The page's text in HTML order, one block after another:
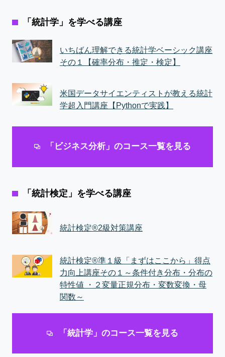
「統計学」を学べる講座
いちばん理解できる統計学ベーシック講座
その１【確率分布・推定・検定】
米国データサイエンティストが教える統計
学超入門講座【Pythonで実践】
「ビジネス分析」のコース一覧を見る
「統計検定」を学べる講座
統計検定®2級対策講座
統計検定®準１級「まずはここから」得点
力向上講座その１～条件付き分布・分布の
特性値 ・２変量正規分布・変数変換・母
関数～
「統計学」のコース一覧を見る